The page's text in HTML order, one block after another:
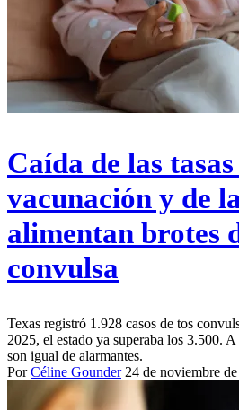
Caída de las tasas
vacunación y de
alimentan brotes
convulsa
Texas registró 1.928 casos de tos
2025, el estado ya superaba los 3.500.
son igual de alarmantes.
PorCéline Gounder 24 de noviembre